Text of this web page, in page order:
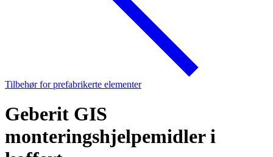
Tilbehør for prefabrikerte elementer
Geberit GIS
monteringshjelpemidler i